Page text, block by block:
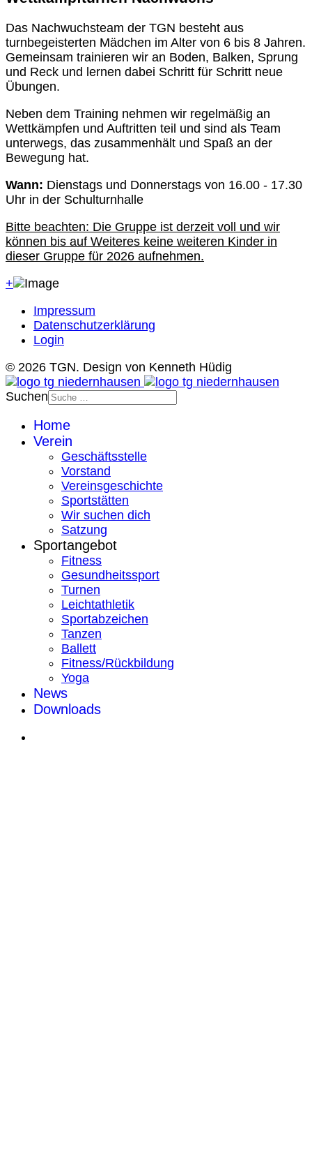
Das Nachwuchsteam der TGN besteht aus
turnbegeisterten Mädchen im Alter von 6 bis 8 Jahren.
Gemeinsam trainieren wir an Boden, Balken, Sprung
und Reck und lernen dabei Schritt für Schritt neue
Übungen.
Neben dem Training nehmen wir regelmäßig an
Wettkämpfen und Auftritten teil und sind als Team
unterwegs, das zusammenhält und Spaß an der
Bewegung hat.
Wann: Dienstags und Donnerstags von 16.00 - 17.30
Uhr in der Schulturnhalle
Bitte beachten: Die Gruppe ist derzeit voll und wir
können bis auf Weiteres keine weiteren Kinder in
dieser Gruppe für 2026 aufnehmen.
+
Impressum
Datenschutzerklärung
Login
© 2026 TGN. Design von Kenneth Hüdig
Suchen
Home
Verein
Geschäftsstelle
Vorstand
Vereinsgeschichte
Sportstätten
Wir suchen dich
Satzung
Sportangebot
Fitness
Gesundheitssport
Turnen
Leichtathletik
Sportabzeichen
Tanzen
Ballett
Fitness/Rückbildung
Yoga
News
Downloads